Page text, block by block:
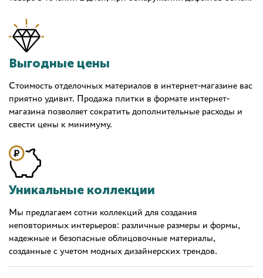
Выгодные цены
Стоимость отделочных материалов в интернет-магазине вас
приятно удивит. Продажа плитки в формате интернет-
магазина позволяет сократить дополнительные расходы и
свести цены к минимуму.
Уникальные коллекции
Мы предлагаем сотни коллекций для создания
неповторимых интерьеров: различные размеры и формы,
надежные и безопасные облицовочные материалы,
созданные с учетом модных дизайнерских трендов.